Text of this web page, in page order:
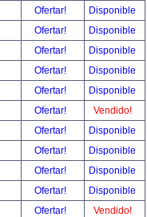
Ofertar!
Disponible
Ofertar!
Disponible
Ofertar!
Disponible
Ofertar!
Disponible
Ofertar!
Disponible
Ofertar!
Vendido!
Ofertar!
Disponible
Ofertar!
Disponible
Ofertar!
Disponible
Ofertar!
Disponible
Ofertar!
Vendido!